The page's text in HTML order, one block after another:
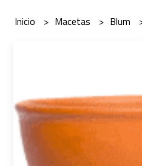
Inicio Macetas Blum